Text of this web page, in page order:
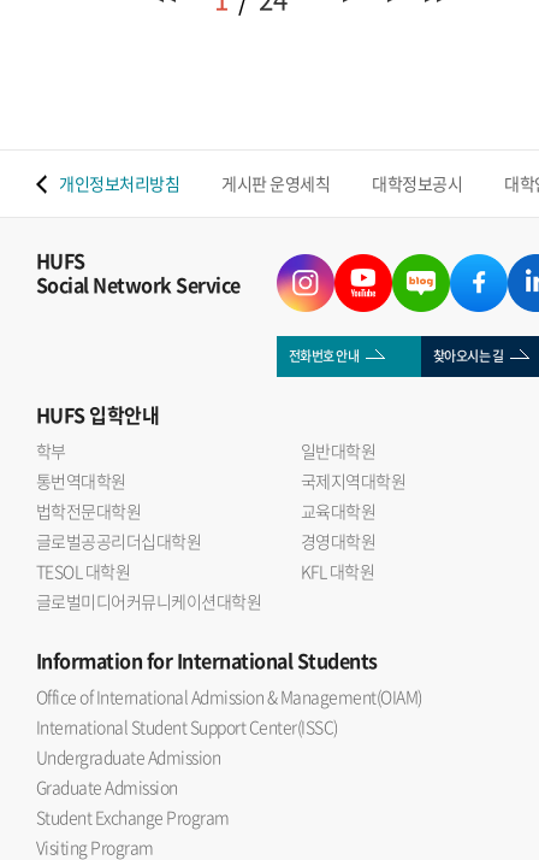
개인정보처리방침 게시판 운영세칙 대학정보공시 대
HUFS
Social Network Service
전화번호 안내 찾아오시는 길
HUFS입학안내
학부
일반대학원
통번역대학원
국제지역대학원
법학전문대학원
교육대학원
글로벌공공리더십대학원
경영대학원
TESOL 대학원
KFL 대학원
글로벌미디어커뮤니케이션대학원
Informationfor International Students
Office of International Admission & Management(OIAM)
International Student Support Center(ISSC)
Undergraduate Admission
Graduate Admission
Student Exchange Program
Visiting Program